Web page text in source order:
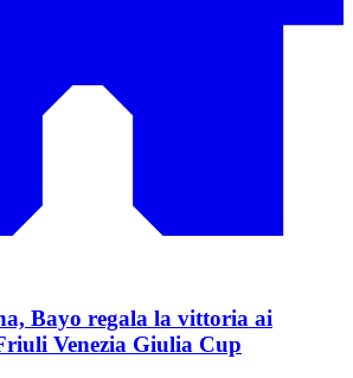
Bayo regala la vittoria ai
Venezia Giulia Cup